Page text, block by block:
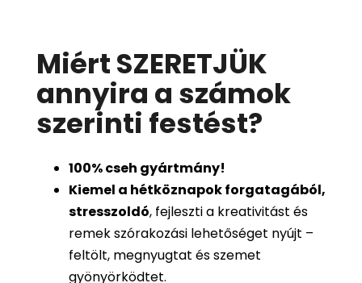
Miért SZERETJÜK
annyira a számok
szerinti festést?
100%cseh gyártmány!
Kiemel a hétköznapok forgatagából,
stresszoldó, fejleszti a kreativitást és
remek szórakozási lehetőséget nyújt –
feltölt, megnyugtat és szemet
gyönyörködtet.